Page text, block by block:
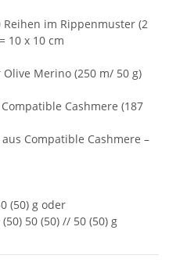
Reihen im Rippenmuster (2
10 x 10 cm
Merino (250 m/ 50 g)
Cashmere (187
Compatible Cashmere –
(50) g oder
50 (50) // 50 (50) g